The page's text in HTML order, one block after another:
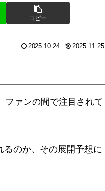
コピー
2025.10.24 2025.11.25
ファンの間で注目されて
るのか、その展開予想に